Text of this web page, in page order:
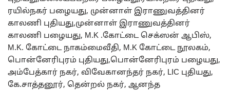
ரயில்நகர் பழையது, முன்னாள் இராணுவத்தினர்
காலணி புதியது,முன்னாள் இராணுவத்தினர்
காலணி பழையது, M.K .கோட்டை செக்ஸன் ஆபிஸ்,
M.K. கோட்டை நாகம்மைவீதி, M.K கோட்டை நூலகம்,
பொன்னேரிபுரம் புதியது,பொன்னேரிபுரம் பழையது,
அம்பேத்கார் நகர், விவேகானந்தர் நகர், LIC புதியது,
கே.சாத்தனூர், தென்றல் நகர், ஆனந்த